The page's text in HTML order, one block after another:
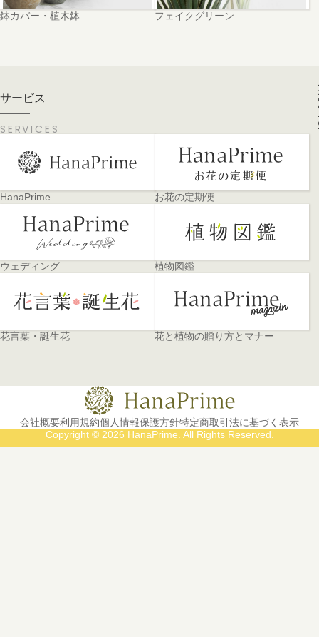
鉢カバー・植木鉢 フェイクグリーン
サービス
SERVICES
HanaPrime お花の定期便
ウェディング 植物図鑑
花言葉・誕生花 花と植物の贈り方とマナー
会社概要利用規約個人情報保護方針特定商取引法に基づく表示
Copyright © 2026 HanaPrime. All Rights Reserved.